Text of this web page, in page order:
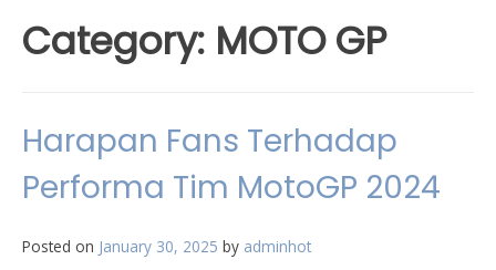
Category: MOTO GP
Harapan Fans Terhadap
Performa Tim MotoGP 2024
Posted on January 30, 2025 by adminhot